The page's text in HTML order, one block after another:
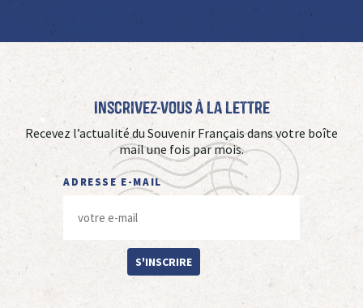
Inscrivez-vous à La Lettre
Recevez l’actualité du Souvenir Français dans votre boîte
mail une fois par mois.
ADRESSE E-MAIL
S'INSCRIRE